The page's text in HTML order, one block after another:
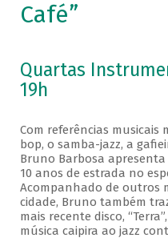
Café”
Quartas
19h
Com referências
bop, o samba-jazz, a
Bruno Barbosa
10 anos de estrada no
Acompanhado de outros
cidade, Bruno também
mais recente disco,
música caipira ao jazz